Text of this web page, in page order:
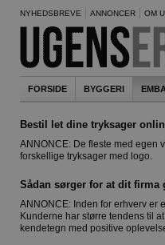
NYHEDSBREVE ANNONCER OM
FORSIDE BYGGERI
Bestil let dine tryksager
ANNONCE: De fleste med egen
forskellige tryksager med logo.
Sådan sørger for at dit firma
ANNONCE: Inden for erhverv er
Kunderne har større tendens til
kendetegn med positive